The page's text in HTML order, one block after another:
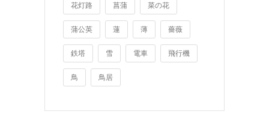
花灯路 菖蒲 菜の花
蒲公英 蓮 薄 薔薇
鉄塔 雪 電車 飛行機
鳥 鳥居